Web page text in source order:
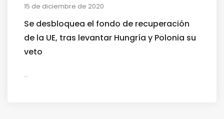
15 de diciembre de 2020
Se desbloquea el fondo de recuperación
de la UE, tras levantar Hungría y Polonia su
veto
...